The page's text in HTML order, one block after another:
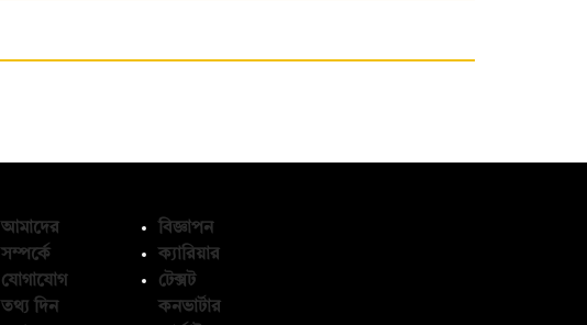
আমাদের
সম্পর্কে
যোগাযোগ
তথ্য দিন
বিজ্ঞাপন
ক্যারিয়ার
টেক্সট
কনভার্টার